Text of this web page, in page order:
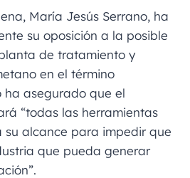
María Jesús Serrano, ha
su oposición a la posible
de tratamiento y
en el término
ha asegurado que el
“todas las herramientas
su alcance para impedir que
que pueda generar